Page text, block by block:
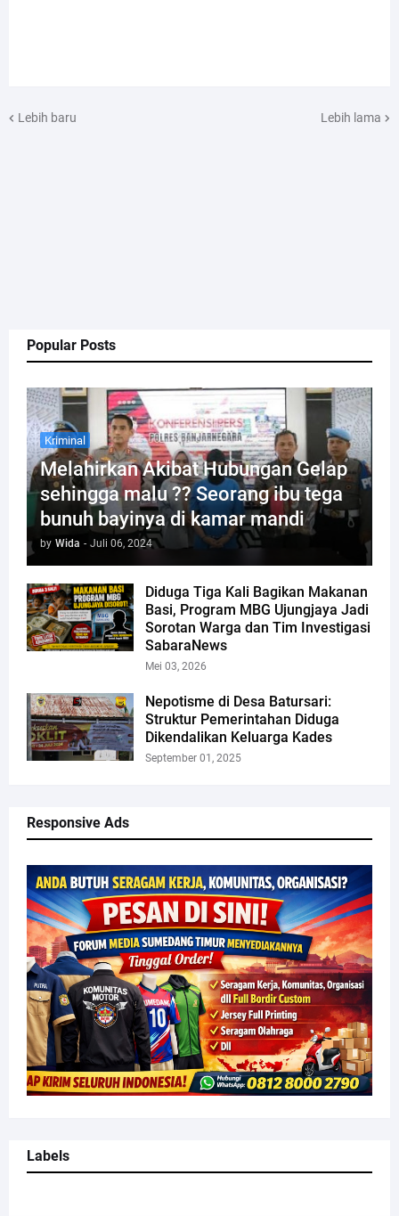
Popular Posts
Kriminal
Melahirkan Akibat Hubungan Gelap
sehingga malu ?? Seorang ibu tega
bunuh bayinya di kamar mandi
by Wida - Juli 06, 2024
Diduga Tiga Kali Bagikan Makanan
Basi, Program MBG Ujungjaya Jadi
Sorotan Warga dan Tim Investigasi
SabaraNews
Mei 03, 2026
Nepotisme di Desa Batursari:
Struktur Pemerintahan Diduga
Dikendalikan Keluarga Kades
September 01, 2025
Responsive Ads
Labels
Lebih baru Lebih lama